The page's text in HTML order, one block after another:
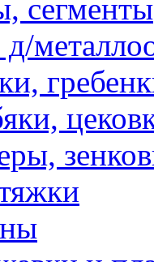
сегменты